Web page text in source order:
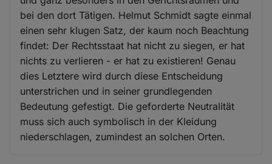
bei den dort Tätigen. Helmut Schmidt sagte einmal
einen sehr klugen Satz, der kaum noch Beachtung
findet: Der Rechtsstaat hat nicht zu siegen, er hat
nichts zu verlieren - er hat zu existieren! Genau
dies Letztere wird durch diese Entscheidung
unterstrichen und in seiner grundlegenden
Bedeutung gefestigt. Die geforderte Neutralität
muss sich auch symbolisch in der Kleidung
niederschlagen, zumindest an solchen Orten.